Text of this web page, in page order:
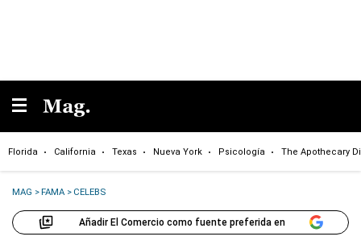
Florida California Texas Nueva York Psicología The Apothecary
MAG >FAMA > CELEBS
Añadir El Comercio como fuente preferida en